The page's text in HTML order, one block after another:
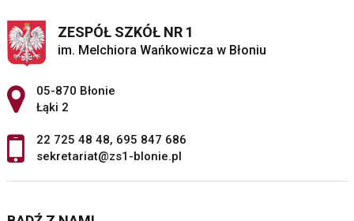
ZESPÓŁ SZKÓŁ NR 1
im. Melchiora Wańkowicza w Błoniu
Adres pocztowy:
05-870 Błonie
Łąki 2
22 725 48 48, 695 847 686
sekretariat@zs1-blonie.pl